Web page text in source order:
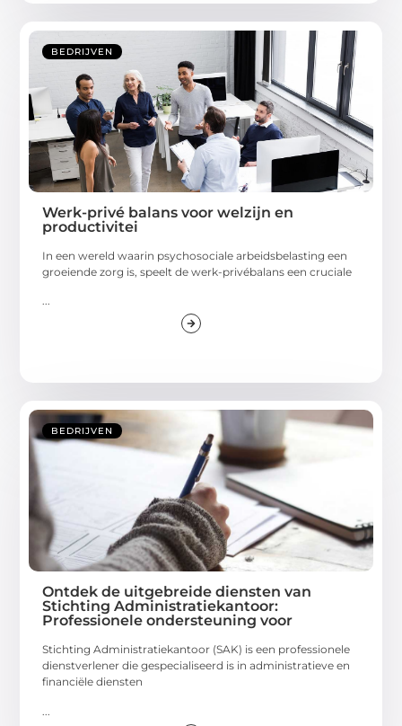
BEDRIJVEN
Werk-privé balans voor welzijn en
productivitei
In een wereld waarin psychosociale arbeidsbelasting een
groeiende zorg is, speelt de werk-privébalans een cruciale
...
BEDRIJVEN
Ontdek de uitgebreide diensten van
Stichting Administratiekantoor:
Professionele ondersteuning voor
Stichting Administratiekantoor (SAK) is een professionele
dienstverlener die gespecialiseerd is in administratieve en
financiële diensten